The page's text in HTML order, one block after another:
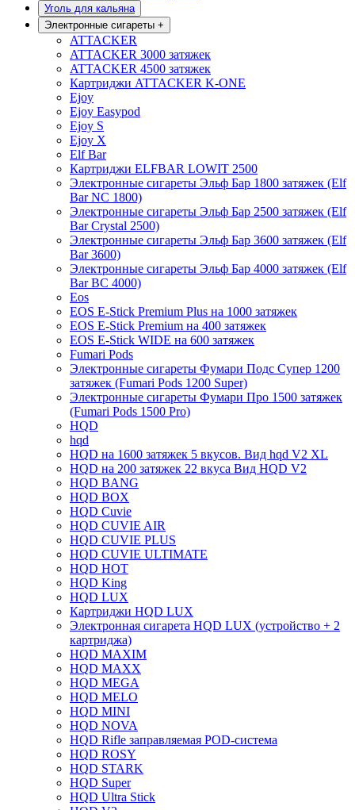
Уголь для кальяна
Электронные сигареты +
ATTACKER
ATTACKER 3000 затяжек
ATTACKER 4500 затяжек
Картриджи ATTACKER K-ONE
Ejoy
Ejoy Easypod
Ejoy S
Ejoy X
Elf Bar
Картриджи ELFBAR LOWIT 2500
Электронные сигареты Эльф Бар 1800 затяжек (Elf
Bar NC 1800)
Электронные сигареты Эльф Бар 2500 затяжек (Elf
Bar Crystal 2500)
Электронные сигареты Эльф Бар 3600 затяжек (Elf
Bar 3600)
Электронные сигареты Эльф Бар 4000 затяжек (Elf
Bar BC 4000)
Eos
EOS E-Stick Premium Plus на 1000 затяжек
EOS E-Stick Premium на 400 затяжек
EOS E-Stick WIDE на 600 затяжек
Fumari Pods
Электронные сигареты Фумари Подс Супер 1200
затяжек (Fumari Pods 1200 Super)
Электронные сигареты Фумари Про 1500 затяжек
(Fumari Pods 1500 Pro)
HQD
hqd
HQD на 1600 затяжек 5 вкусов. Вид hqd V2 XL
HQD на 200 затяжек 22 вкуса Вид HQD V2
HQD BANG
HQD BOX
HQD Cuvie
HQD CUVIE AIR
HQD CUVIE PLUS
HQD CUVIE ULTIMATE
HQD HOT
HQD King
HQD LUX
Картриджи HQD LUX
Электронная сигарета HQD LUX (устройство + 2
картриджа)
HQD MAXIM
HQD MAXX
HQD MEGA
HQD MELO
HQD MINI
HQD NOVA
HQD Rifle заправляемая POD-система
HQD ROSY
HQD STARK
HQD Super
HQD Ultra Stick